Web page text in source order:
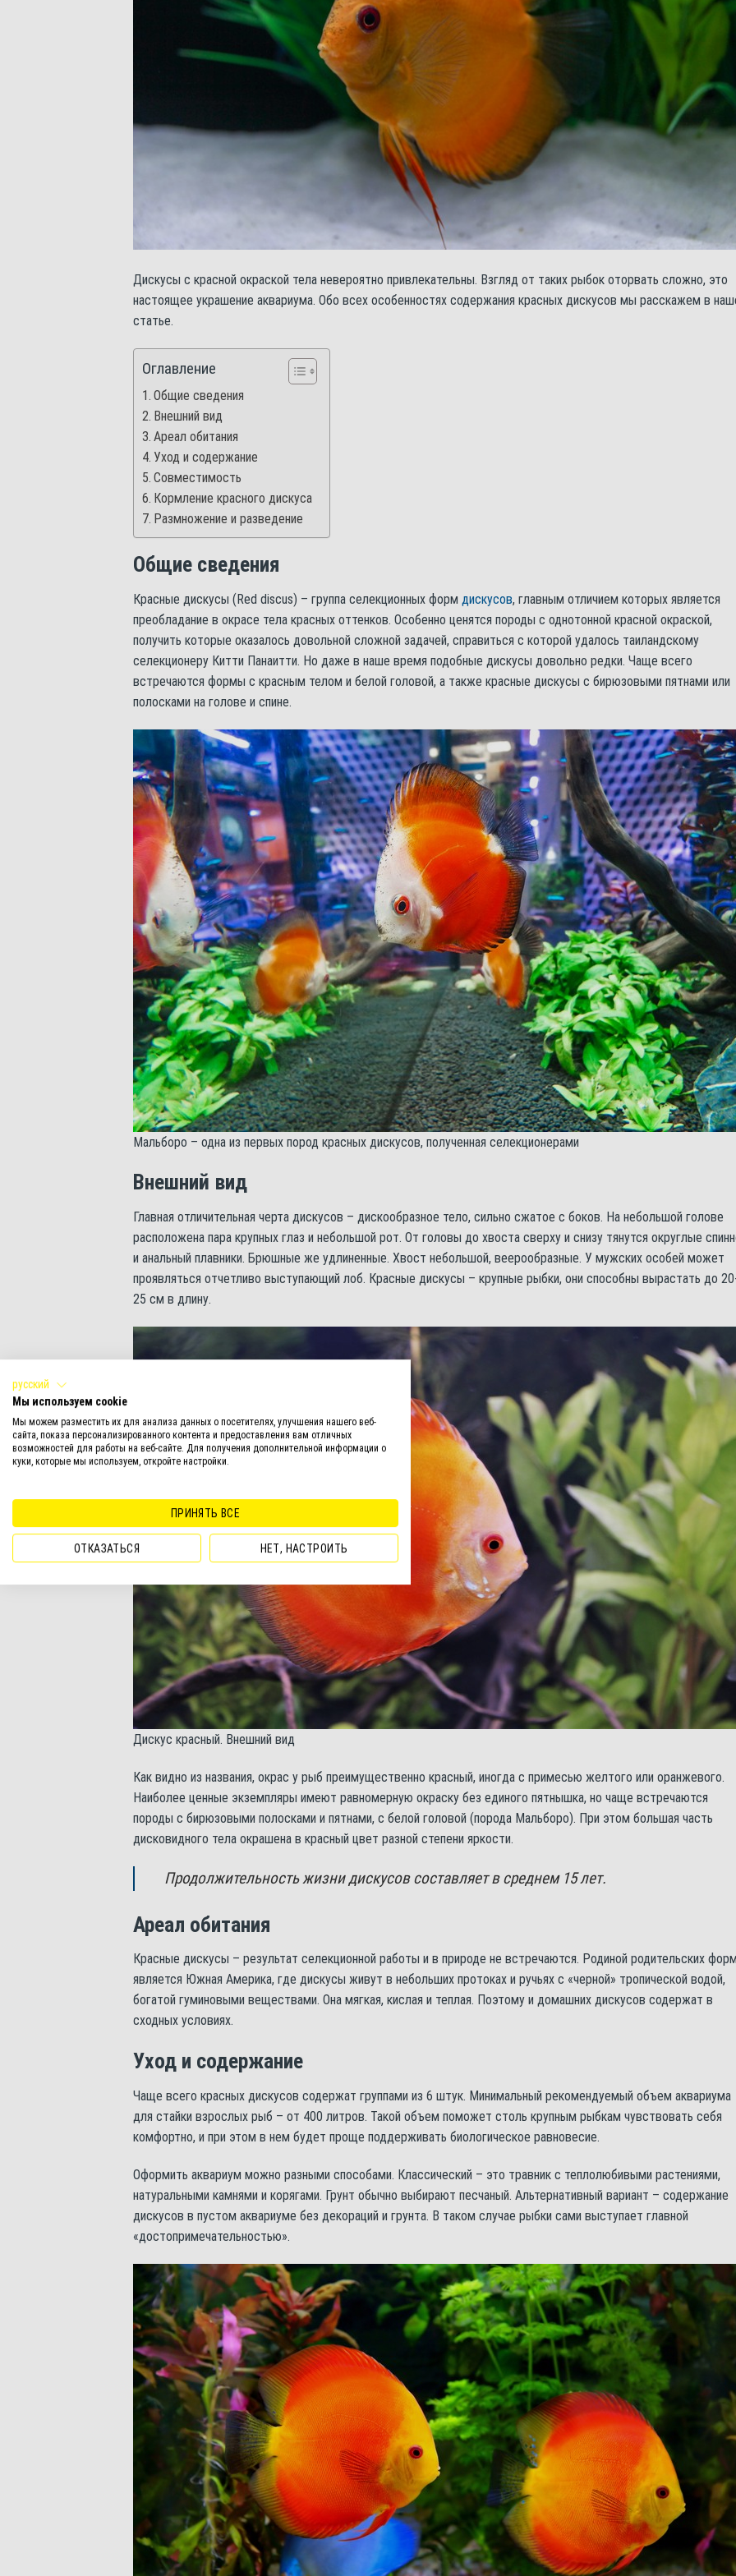
Дискусы с красной окраской тела невероятно привлекательны. Взгляд от таких рыбок оторвать сложно, это
настоящее украшение аквариума. Обо всех особенностях содержания красных дискусов мы расскажем в
статье.
Оглавление
Общие сведения
Внешний вид
Ареал обитания
Уход и содержание
Совместимость
Кормление красного дискуса
Размножение и разведение
Общие сведения
Красные дискусы (Red discus) – группа селекционных форм дискусов, главным отличием которых является
преобладание в окрасе тела красных оттенков. Особенно ценятся породы с однотонной красной окраской,
получить которые оказалось довольной сложной задачей, справиться с которой удалось таиландскому
селекционеру Китти Панаитти. Но даже в наше время подобные дискусы довольно редки. Чаще всего
встречаются формы с красным телом и белой головой, а также красные дискусы с бирюзовыми пятнами или
полосками на голове и спине.
Мальборо – одна из первых пород красных дискусов, полученная селекционерами
Внешний вид
Главная отличительная черта дискусов – дискообразное тело, сильно сжатое с боков. На небольшой голове
расположена пара крупных глаз и небольшой рот. От головы до хвоста сверху и снизу тянутся округлые
и анальный плавники. Брюшные же удлиненные. Хвост небольшой, веерообразные. У мужских особей может
проявляться отчетливо выступающий лоб. Красные дискусы – крупные рыбки, они способны вырастать до
25 см в длину.
Дискус красный. Внешний вид
Как видно из названия, окрас у рыб преимущественно красный, иногда с примесью желтого или оранжевого.
Наиболее ценные экземпляры имеют равномерную окраску без единого пятнышка, но чаще встречаются
породы с бирюзовыми полосками и пятнами, с белой головой (порода Мальборо). При этом большая часть
дисковидного тела окрашена в красный цвет разной степени яркости.
Продолжительность жизни дискусов составляет в среднем 15 лет.
Ареал обитания
Красные дискусы – результат селекционной работы и в природе не встречаются. Родиной родительских
является Южная Америка, где дискусы живут в небольших протоках и ручьях с «черной» тропической водой,
богатой гуминовыми веществами. Она мягкая, кислая и теплая. Поэтому и домашних дискусов содержат в
сходных условиях.
Уход и содержание
Чаще всего красных дискусов содержат группами из 6 штук. Минимальный рекомендуемый объем аквариума
для стайки взрослых рыб – от 400 литров. Такой объем поможет столь крупным рыбкам чувствовать себя
комфортно, и при этом в нем будет проще поддерживать биологическое равновесие.
Оформить аквариум можно разными способами. Классический – это травник с теплолюбивыми растениями,
натуральными камнями и корягами. Грунт обычно выбирают песчаный. Альтернативный вариант – содержание
дискусов в пустом аквариуме без декораций и грунта. В таком случае рыбки сами выступает главной
«достопримечательностью».
русский
Мы используем cookie
Мы можем разместить их для анализа данных о посетителях, улучшения нашего веб-
сайта, показа персонализированного контента и предоставления вам отличных
возможностей для работы на веб-сайте. Для получения дополнительной информации о
куки, которые мы используем, откройте настройки.
ПРИНЯТЬ ВСЕ
ОТКАЗАТЬСЯ НЕТ, НАСТРОИТЬ